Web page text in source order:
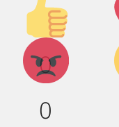
вверх!
0
Агрессия!
0
:(